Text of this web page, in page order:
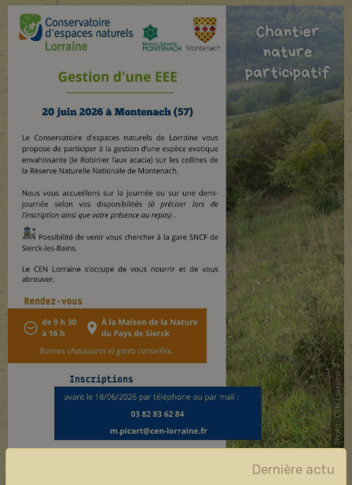
Dernière actu